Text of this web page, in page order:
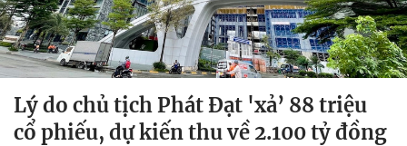
Lý do chủ tịch Phát Đạt 'xả’ 88 triệu
cổ phiếu, dự kiến thu về 2.100 tỷ đồng